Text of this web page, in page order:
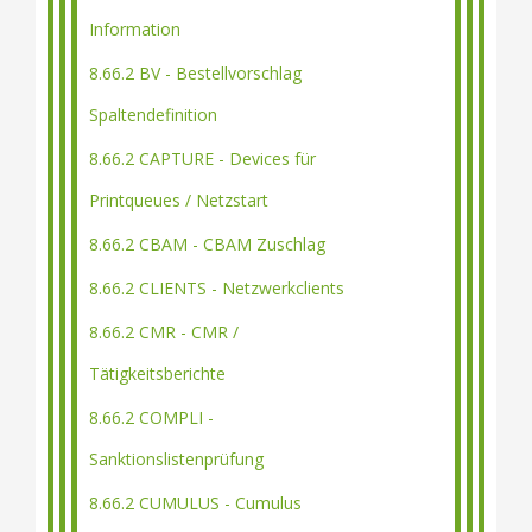
Information
8.66.2 BV - Bestellvorschlag
Spaltendefinition
8.66.2 CAPTURE - Devices für
Printqueues / Netzstart
8.66.2 CBAM - CBAM Zuschlag
8.66.2 CLIENTS - Netzwerkclients
8.66.2 CMR - CMR /
Tätigkeitsberichte
8.66.2 COMPLI -
Sanktionslistenprüfung
8.66.2 CUMULUS - Cumulus